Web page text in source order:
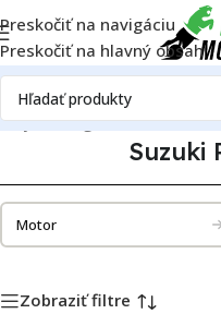
Preskočiť na navigáciu
Preskočiť na hlavný obsah
Katalóg motoriekSuzuki
Suzuki
Motor
Zobraziť filtre